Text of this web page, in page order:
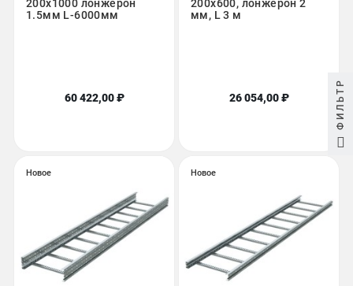
200x1000 лонжерон
1.5мм L-6000мм
60 422,00 ₽
200x600, лонжерон 2
мм, L 3 м
26 054,00 ₽
Новое Новое
ФИЛЬТР